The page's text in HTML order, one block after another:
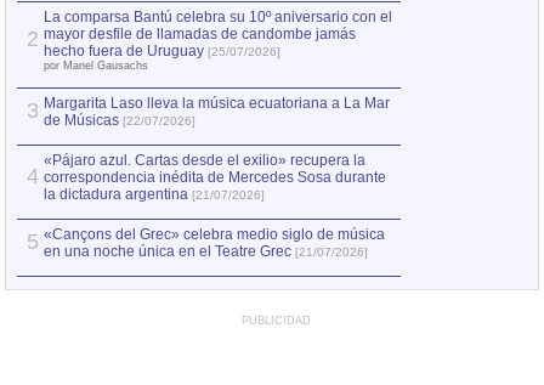
2
La comparsa Bantú celebra su 10º aniversario con el
mayor desfile de llamadas de candombe jamás
hecho fuera de Uruguay [25/07/2026]
por Manel Gausachs
3 Margarita Laso lleva la música ecuatoriana a La Mar
de Músicas [22/07/2026]
4
«Pájaro azul. Cartas desde el exilio» recupera la
correspondencia inédita de Mercedes Sosa durante
la dictadura argentina [21/07/2026]
5 «Cançons del Grec» celebra medio siglo de música
en una noche única en el Teatre Grec [21/07/2026]
PUBLICIDAD